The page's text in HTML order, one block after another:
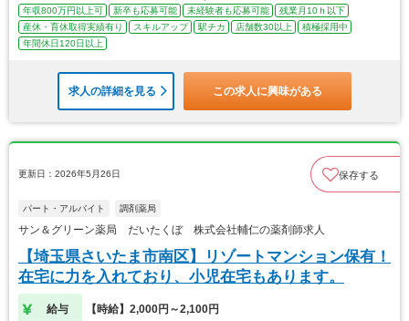
年収800万円以上可 新卒も応募可能 未経験者も応募可能
残業月10ｈ以下
産休・育休取得実績有り
スキルアップ 駅チカ 店舗数30以上
積極採用中
年間休日120日以上
求人の詳細を見る この求人に興味がある
更新日：2026年5月26日 保存する
パート・アルバイト 調剤薬局
サン＆グリーン薬局 だいたくぼ 株式会社輔仁の薬剤師求人
【埼玉県さいたま市南区】リゾートマンション保有！
在宅に力を入れており、小児在宅もあります。
給与 【時給】2,000円～2,100円